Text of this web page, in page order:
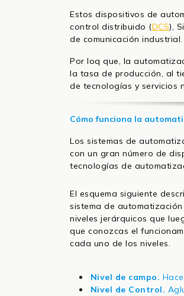
Estos dispositivos de
control distribuido (DCS),
de comunicación industrial.
Por loq que, la
la tasa de producción, al
de tecnologías y servicios
Cómo funciona la
Los sistemas de
con un gran número de
tecnologías de
El esquema siguiente
sistema de
niveles jerárquicos que
que conozcas el
cada uno de los niveles.
Nivel de campo.
Nivel de Control.